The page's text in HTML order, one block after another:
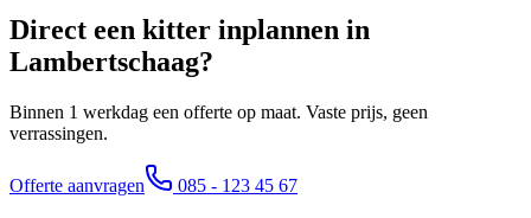
Direct een kitter inplannen in
Lambertschaag?
Binnen 1 werkdag een offerte op maat. Vaste prijs, geen
verrassingen.
Offerte aanvragen 085 - 123 45 67